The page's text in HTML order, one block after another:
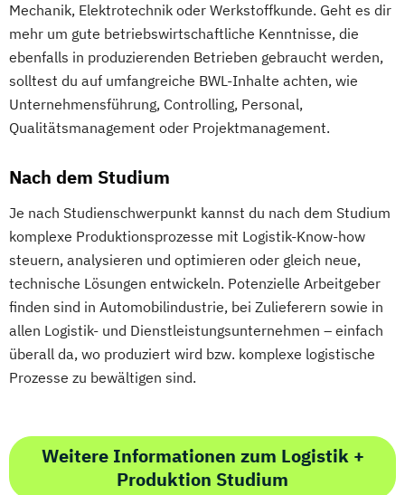
Mechanik, Elektrotechnik oder Werkstoffkunde. Geht es dir
mehr um gute betriebswirtschaftliche Kenntnisse, die
ebenfalls in produzierenden Betrieben gebraucht werden,
solltest du auf umfangreiche BWL-Inhalte achten, wie
Unternehmensführung, Controlling, Personal,
Qualitätsmanagement oder Projektmanagement.
Nach dem Studium
Je nach Studienschwerpunkt kannst du nach dem Studium
komplexe Produktionsprozesse mit Logistik-Know-how
steuern, analysieren und optimieren oder gleich neue,
technische Lösungen entwickeln. Potenzielle Arbeitgeber
finden sind in Automobilindustrie, bei Zulieferern sowie in
allen Logistik- und Dienstleistungsunternehmen – einfach
überall da, wo produziert wird bzw. komplexe logistische
Prozesse zu bewältigen sind.
Weitere Informationen zum Logistik +
Produktion Studium